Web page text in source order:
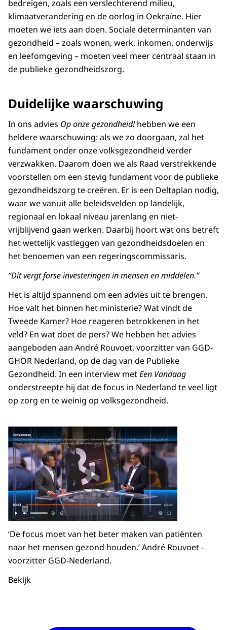
bedreigen, zoals een verslechterend milieu,
klimaatverandering en de oorlog in Oekraïne. Hier
moeten we iets aan doen. Sociale determinanten van
gezondheid – zoals wonen, werk, inkomen, onderwijs
en leefomgeving – moeten veel meer centraal staan in
de publieke gezondheidszorg.
Duidelijke waarschuwing
In ons advies Op onze gezondheid!hebben we een
heldere waarschuwing: als we zo doorgaan, zal het
fundament onder onze volksgezondheid verder
verzwakken. Daarom doen we als Raad verstrekkende
voorstellen om een stevig fundament voor de publieke
gezondheidszorg te creëren. Er is een Deltaplan nodig,
waar we vanuit alle beleidsvelden op landelijk,
regionaal en lokaal niveau jarenlang en niet-
vrijblijvend gaan werken. Daarbij hoort wat ons betreft
het wettelijk vastleggen van gezondheidsdoelen en
het benoemen van een regeringscommissaris.
“Dit vergt forse investeringen in mensen en middelen.”
Het is altijd spannend om een advies uit te brengen.
Hoe valt het binnen het ministerie? Wat vindt de
Tweede Kamer? Hoe reageren betrokkenen in het
veld? En wat doet de pers? We hebben het advies
aangeboden aan André Rouvoet, voorzitter van GGD-
GHOR Nederland, op de dag van de Publieke
Gezondheid. In een interview metEen Vandaag
onderstreepte hij dat de focus in Nederland te veel ligt
op zorg en te weinig op volksgezondheid.
‘De focus moet van het beter maken van patiënten
naar het mensen gezond houden.’ André Rouvoet -
voorzitter GGD-Nederland.
Bekijk